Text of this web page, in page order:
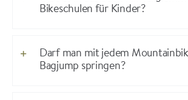
Bikeschulen für Kinder?
Darf man mit jedem
Bagjump springen?